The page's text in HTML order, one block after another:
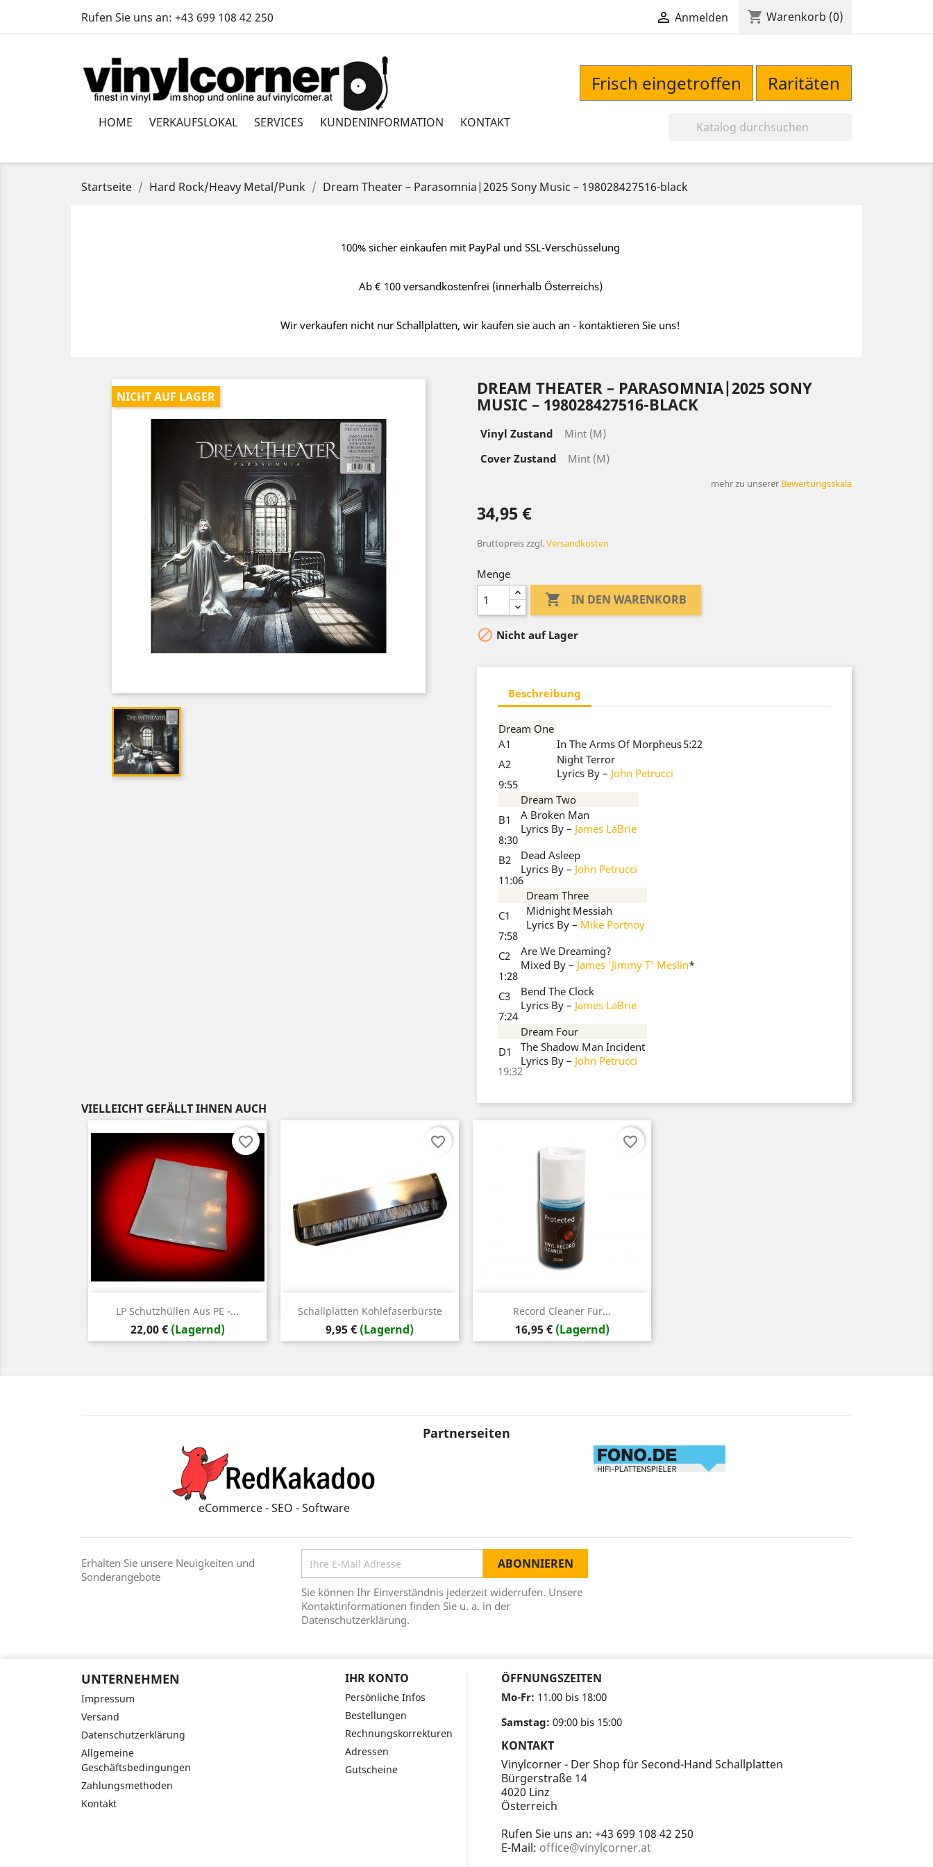
Rufen Sie uns an: +43 699 108 42 250  Anmelden shopping_cart Warenkorb (0)
Frisch eingetroffen Raritäten
HOME VERKAUFSLOKAL SERVICES KUNDENINFORMATION KONTAKT
Startseite Hard Rock/Heavy Metal/Punk Dream Theater – Parasomnia|2025 Sony Music – 198028427516-black
100% sicher einkaufen mit PayPal und SSL-Verschüsselung
Ab € 100 versandkostenfrei (innerhalb Österreichs)
Wir verkaufen nicht nur Schallplatten, wir kaufen sie auch an - kontaktieren Sie uns!
NICHT AUF LAGER
DREAM THEATER – PARASOMNIA|2025 SONY
MUSIC – 198028427516-BLACK
Vinyl Zustand
Mint (M)
Cover Zustand
Mint (M)
mehr zu unserer Bewertungsskala
34,95 €
Bruttopreiszzgl.Versandkosten
Menge
 IN DEN WARENKORB
 Nicht auf Lager
Beschreibung
Dream One
A1
In The Arms Of Morpheus5:22
A2
Night Terror
Lyrics By – John Petrucci
9:55
Dream Two
B1
A Broken Man
Lyrics By – James LaBrie
8:30
B2
Dead Asleep
Lyrics By – John Petrucci
11:06
Dream Three
C1
Midnight Messiah
Lyrics By – Mike Portnoy
7:58
C2
Are We Dreaming?
Mixed By – James 'Jimmy T' Meslin*
1:28
C3
Bend The Clock
Lyrics By – James LaBrie
7:24
Dream Four
D1
The Shadow Man Incident
Lyrics By – John Petrucci
19:32
VIELLEICHT GEFÄLLT IHNEN AUCH
LP Schutzhüllen Aus PE -...
Preis
22,00 € (Lagernd)
Vorschau
favorite_border
Schallplatten Kohlefaserbürste
Preis
9,95 € (Lagernd)
Vorschau
favorite_border
Record Cleaner Für...
Preis
16,95 € (Lagernd)
Vorschau
favorite_border
Partnerseiten
eCommerce - SEO - Software
Erhalten Sie unsere Neuigkeiten und
Sonderangebote
Sie können Ihr Einverständnis jederzeit widerrufen. Unsere
Kontaktinformationen finden Sie u. a. in der
Datenschutzerklärung.
UNTERNEHMEN
Impressum
Versand
Datenschutzerklärung
Allgemeine
Geschäftsbedingungen
Zahlungsmethoden
Kontakt
IHR KONTO
Persönliche Infos
Bestellungen
Rechnungskorrekturen
Adressen
Gutscheine
ÖFFNUNGSZEITEN
Mo-Fr: 11.00 bis 18:00
Samstag: 09:00 bis 15:00
KONTAKT
Vinylcorner - Der Shop für Second-Hand Schallplatten
Bürgerstraße 14
4020 Linz
Österreich
Rufen Sie uns an: +43 699 108 42 250
E-Mail: office@vinylcorner.at